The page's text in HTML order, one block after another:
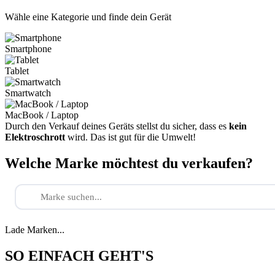
Wähle eine Kategorie und finde dein Gerät
Smartphone
Tablet
Smartwatch
MacBook / Laptop
Durch den Verkauf deines Geräts stellst du sicher, dass es kein
Elektroschrott wird. Das ist gut für die Umwelt!
Welche Marke möchtest du verkaufen?
Lade Marken...
SO EINFACH GEHT'S